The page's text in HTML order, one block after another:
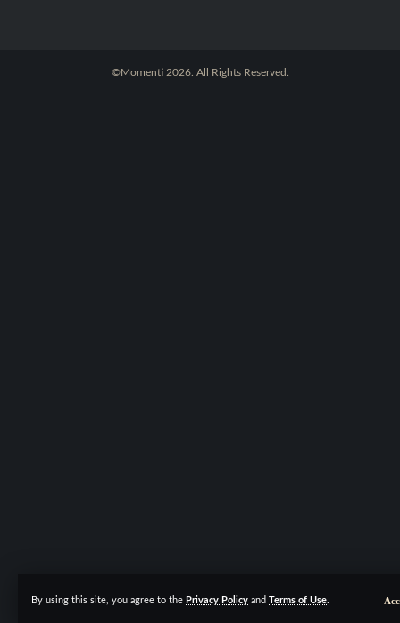
By using this site, you agree to the Privacy Policy and Terms of Use.
©Momenti 2026. All Rights Reserved.